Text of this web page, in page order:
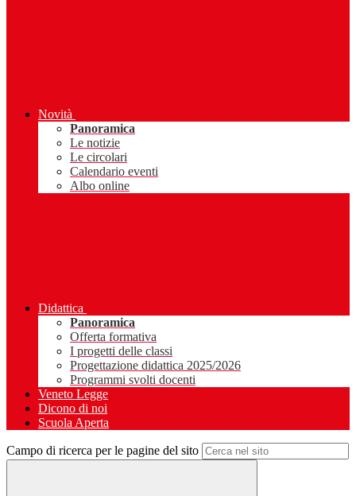
Novità
Panoramica
Le notizie
Le circolari
Calendario eventi
Albo online
Didattica
Panoramica
Offerta formativa
I progetti delle classi
Progettazione didattica 2025/2026
Programmi svolti docenti
Veneto Legge
Dicono di noi
Scuola Aperta
Campo di ricerca per le pagine del sito